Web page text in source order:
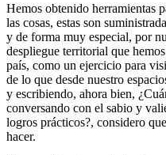
Hemos obtenido herramientas
las cosas, estas son
y de forma muy especial, por
despliegue territorial que
país, como un ejercicio para
de lo que desde nuestro
y escribiendo, ahora bien,
conversando con el sabio y
logros prácticos?, considero
hacer.